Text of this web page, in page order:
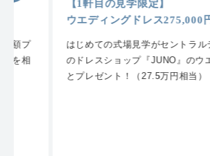
【1軒目の見学限定】
ウエディングドレス275,000円特典
はじめての式場見学がセントラルテラス東
のドレスショップ『JUNO』のウエディン
とプレゼント！（27.5万円相当）